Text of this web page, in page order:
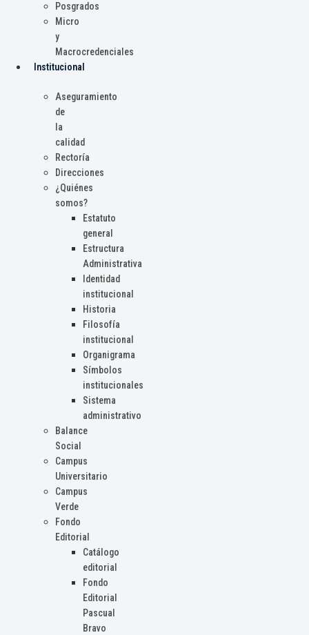
Posgrados
Micro
y
Macrocredenciales
Institucional
Aseguramiento
de
la
calidad
Rectoría
Direcciones
¿Quiénes
somos?
Estatuto
general
Estructura
Administrativa
Identidad
institucional
Historia
Filosofía
institucional
Organigrama
Símbolos
institucionales
Sistema
administrativo
Balance
Social
Campus
Universitario
Campus
Verde
Fondo
Editorial
Catálogo
editorial
Fondo
Editorial
Pascual
Bravo